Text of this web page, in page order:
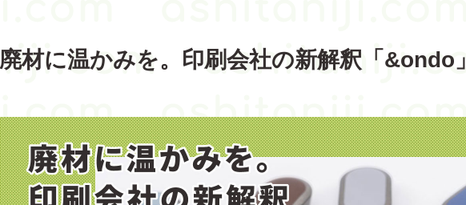
廃材に温かみを。印刷会社の新解釈「&ondo」